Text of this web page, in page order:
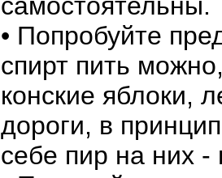
• Попробуйте
спирт пить
конские яблоки,
дороги, в
себе пир на них